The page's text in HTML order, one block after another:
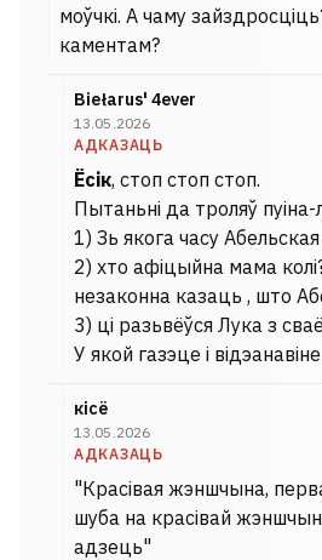
моўчкі. А чаму
каментам?
Biełarus' 4ever
13.05.2026
АДКАЗАЦЬ
Ёсік, стоп стоп стоп.
Пытаньні да троляў пуіна-
1) Зь якога часу
2) хто афіцыйна мама
незаконна казаць , што
3) ці разьвёўся Лука з
У якой газэце і
кісё
13.05.2026
АДКАЗАЦЬ
"Красівая жэншчына,
шуба на красівай
адзець"